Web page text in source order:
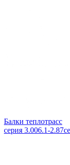
Балки теплотрасс
серия 3.006.1-2.87